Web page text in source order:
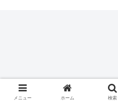
メニュー ホーム 検索